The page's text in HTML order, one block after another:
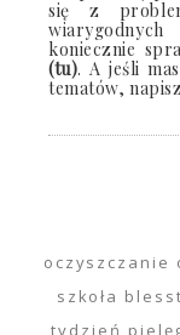
się z
koniecznie
(tu). A jeśli
tematów,
oczyszczanie
szkoła
tydzień